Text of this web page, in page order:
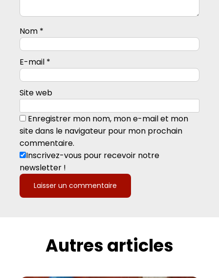
Nom *
E-mail *
Site web
Enregistrer mon nom, mon e-mail et mon
site dans le navigateur pour mon prochain
commentaire.
Inscrivez-vous pour recevoir notre
newsletter !
Autres articles